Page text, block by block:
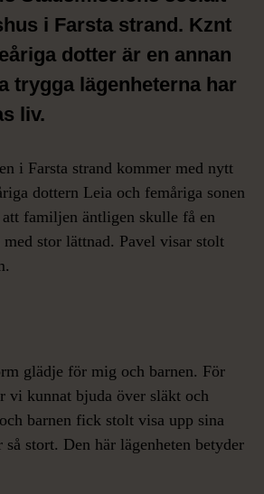
i Farsta strand. Kznt
dotter är en annan
trygga lägenheterna har
liv.
i Farsta strand kommer med nytt
dottern Leia och femåriga sonen
familjen äntligen skulle få en
stor lättnad. Pavel visar stolt
glädje för mig och barnen. För
vi kunnat bjuda över släkt och
barnen fick stolt visa upp sina
så stort. Den här lägenheten betyder